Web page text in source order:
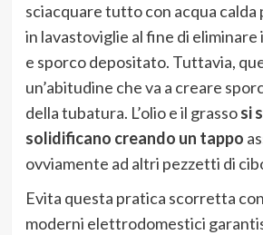
sciacquare tutto con acqua
in lavastoviglie al fine di eliminare
e sporco depositato. Tuttavia,
un’abitudine che va a creare
della tubatura. L’olio e il grassosi
solidificano creando un tappo
ovviamente ad altri pezzetti di
Evita questa pratica scorretta
moderni elettrodomestici